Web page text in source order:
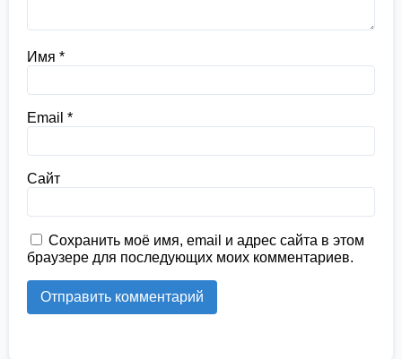
Имя *
Email *
Сайт
Сохранить моё имя, email и адрес сайта в этом
браузере для последующих моих комментариев.